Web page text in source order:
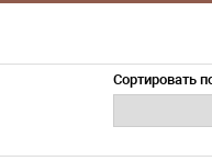
Сортировать